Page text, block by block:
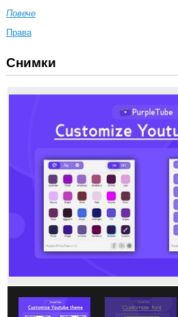
Повече
Права
Това
разширение
да
някои
разширение
осъществява
разделите
дейността
Снимки